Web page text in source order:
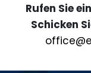
Rufen Sie
Schicken